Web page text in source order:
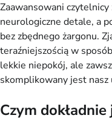
Zaawansowani
neurologiczne detale, a
bez zbędnego żargonu.
teraźniejszością w
lekkie niepokój, ale
skomplikowany jest nasz
Czym